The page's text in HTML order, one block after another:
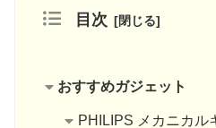
目次
おすすめガジェット
PHILIPS メカニカル